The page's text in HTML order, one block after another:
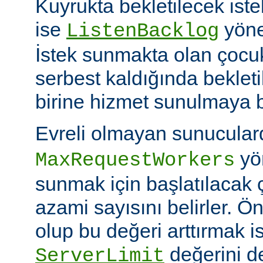
Kuyrukta bekletilecek
ise ListenBacklog
İstek sunmakta olan
serbest kaldığında
birine hizmet sunulmaya
Evreli olmayan
MaxRequestWorkers
sunmak için başlatılacak
azami sayısını belirler.
olup bu değeri arttırmak
ServerLimit değerini